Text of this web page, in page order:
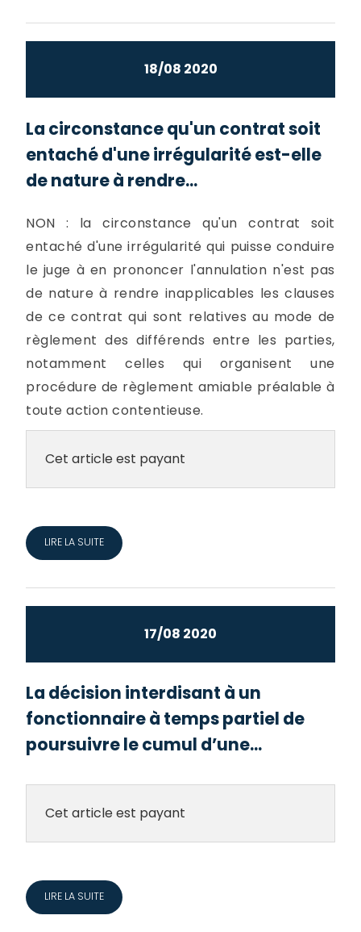
18/08 2020
La circonstance qu'un contrat soit
entaché d'une irrégularité est-elle
de nature à rendre...
NON : la circonstance qu'un contrat soit
entaché d'une irrégularité qui puisse conduire
le juge à en prononcer l'annulation n'est pas
de nature à rendre inapplicables les clauses
de ce contrat qui sont relatives au mode de
règlement des différends entre les parties,
notamment celles qui organisent une
procédure de règlement amiable préalable à
toute action contentieuse.
Cet article est payant
LIRE LA SUITE
17/08 2020
La décision interdisant à un
fonctionnaire à temps partiel de
poursuivre le cumul d’une...
Cet article est payant
LIRE LA SUITE